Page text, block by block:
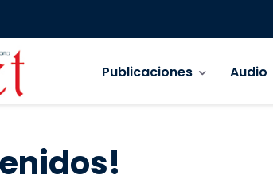
Publicaciones Audio